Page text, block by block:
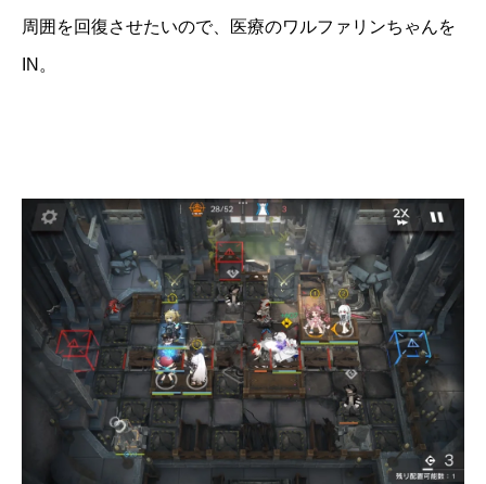
周囲を回復させたいので、医療のワルファリンちゃんを
IN。